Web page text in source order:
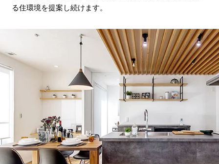
る住環境を提案し続けます。